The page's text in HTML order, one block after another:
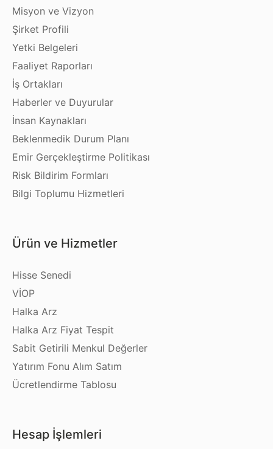
Misyon ve Vizyon
Şirket Profili
Yetki Belgeleri
Faaliyet Raporları
İş Ortakları
Haberler ve Duyurular
İnsan Kaynakları
Beklenmedik Durum Planı
Emir Gerçekleştirme Politikası
Risk Bildirim Formları
Bilgi Toplumu Hizmetleri
Ürün ve Hizmetler
Hisse Senedi
VİOP
Halka Arz
Halka Arz Fiyat Tespit
Sabit Getirili Menkul Değerler
Yatırım Fonu Alım Satım
Ücretlendirme Tablosu
Hesap İşlemleri